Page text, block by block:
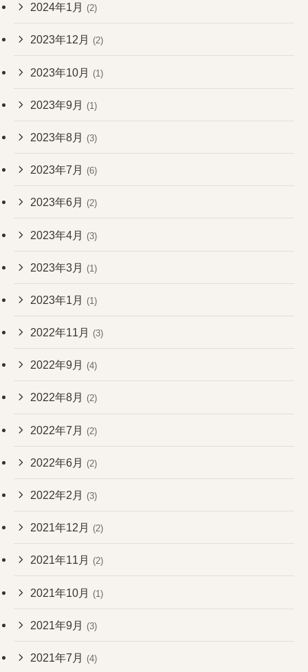
2024年1月 (2)
2023年12月 (2)
2023年10月 (1)
2023年9月 (1)
2023年8月 (3)
2023年7月 (6)
2023年6月 (2)
2023年4月 (3)
2023年3月 (1)
2023年1月 (1)
2022年11月 (3)
2022年9月 (4)
2022年8月 (2)
2022年7月 (2)
2022年6月 (2)
2022年2月 (3)
2021年12月 (2)
2021年11月 (2)
2021年10月 (1)
2021年9月 (3)
2021年7月 (4)